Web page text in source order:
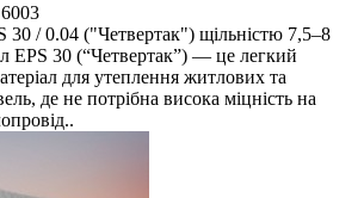
6003
30 / 0.04 ("Четвертак") щільністю 7,5–8
EPS 30 (“Четвертак”) — це легкий
для утеплення житлових та
де не потрібна висока міцність на